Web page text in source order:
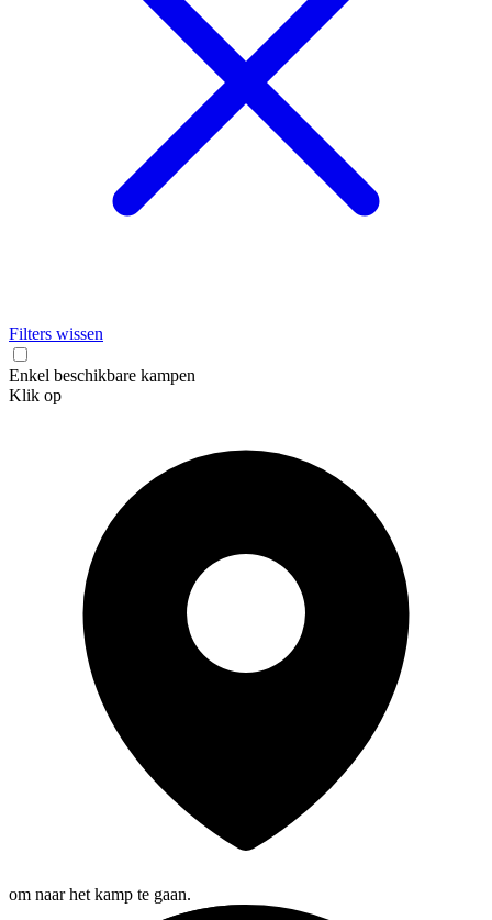
Filters wissen
Enkel beschikbare kampen
Klik op
om naar het kamp te gaan.